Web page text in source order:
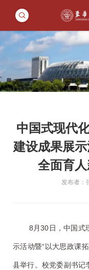
中国式现代
建设成果展
全面育
发布者：
8月30日，中国式
示活动暨“以大思政课
县举行。校党委副书记